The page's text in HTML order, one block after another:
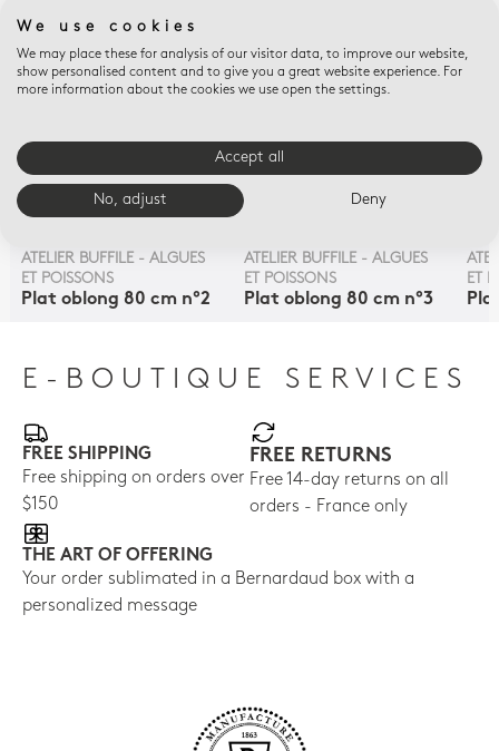
ATELIER BUFFILE - ALGUES
ET POISSONS
Plat oblong 80 cm n°2
ATELIER BUFFILE - ALGUES
ET POISSONS
Plat oblong 80 cm n°3
ET
E-BOUTIQUE SERVICES
FREE SHIPPING
Free shipping on orders over
$150
FREE RETURNS
Free 14-day returns on all
orders - France only
THE ART OF OFFERING
Your order sublimated in a Bernardaud box with a
personalized message
We use cookies
We may place these for analysis of our visitor data, to improve our website,
show personalised content and to give you a great website experience. For
more information about the cookies we use open the settings.
Accept all
No, adjust Deny